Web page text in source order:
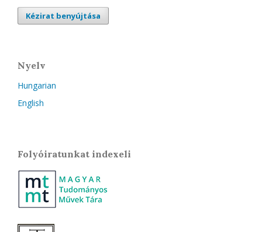
Kézirat benyújtása
Nyelv
Hungarian
English
Folyóiratunkat indexeli